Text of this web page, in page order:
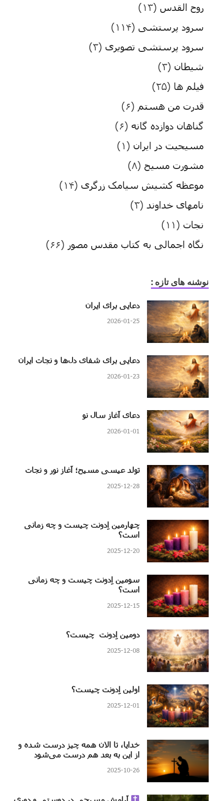
روح القدس (۱۳)
سرود پرستشی (۱۱۴)
سرود پرستشی تصویری (۳)
شیطان (۳)
فیلم ها (۲۵)
قدرت من هستم (۶)
گناهان دوازده گانه (۶)
مسیحیت در ایران (۱)
مشورت مسیح (۸)
موعظه کشیش سیامک زرگری (۱۴)
نامهای خداوند (۳)
نجات (۱۱)
نگاه اجمالی به کتاب مقدس مصور (۶۶)
نوشنه های تازه :
دعایی برای ایران
2026-01-25
دعایی برای شفای دل‌ها و نجات ایران
2026-01-23
دعای آغاز سال نو
2026-01-01
تولد عیسی مسیح؛ آغاز نور و نجات
2025-12-28
چهارمین اِدونت چیست و چه زمانی
است؟
2025-12-20
سومین اِدونت چیست و چه زمانی
است؟
2025-12-15
دومین اِدونت چیست؟
2025-12-08
اولین اِدونت چیست؟
2025-12-01
خدایا، تا الان همه چیز درست شده و
از این به بعد هم درست می‌شود
2025-10-26
آرامش مسیحی در دوستی و دوری